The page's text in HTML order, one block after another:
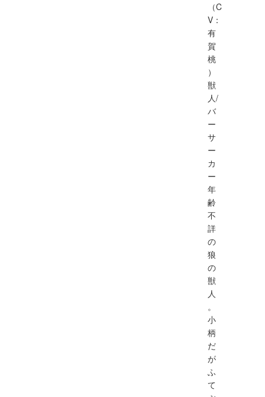
（C
V：
有
賀
桃
）
獣
人/
バ
ー
サ
ー
カ
ー
年
齢
不
詳
の
狼
の
獣
人
。
小
柄
だ
が
ふ
て